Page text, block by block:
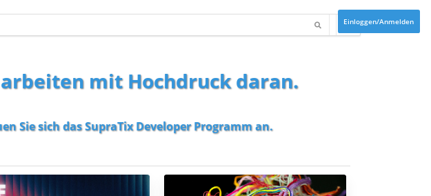
Einloggen/Anmelden
mit Hochdruck daran.
Sie sich dasSupraTix Developer Programman.